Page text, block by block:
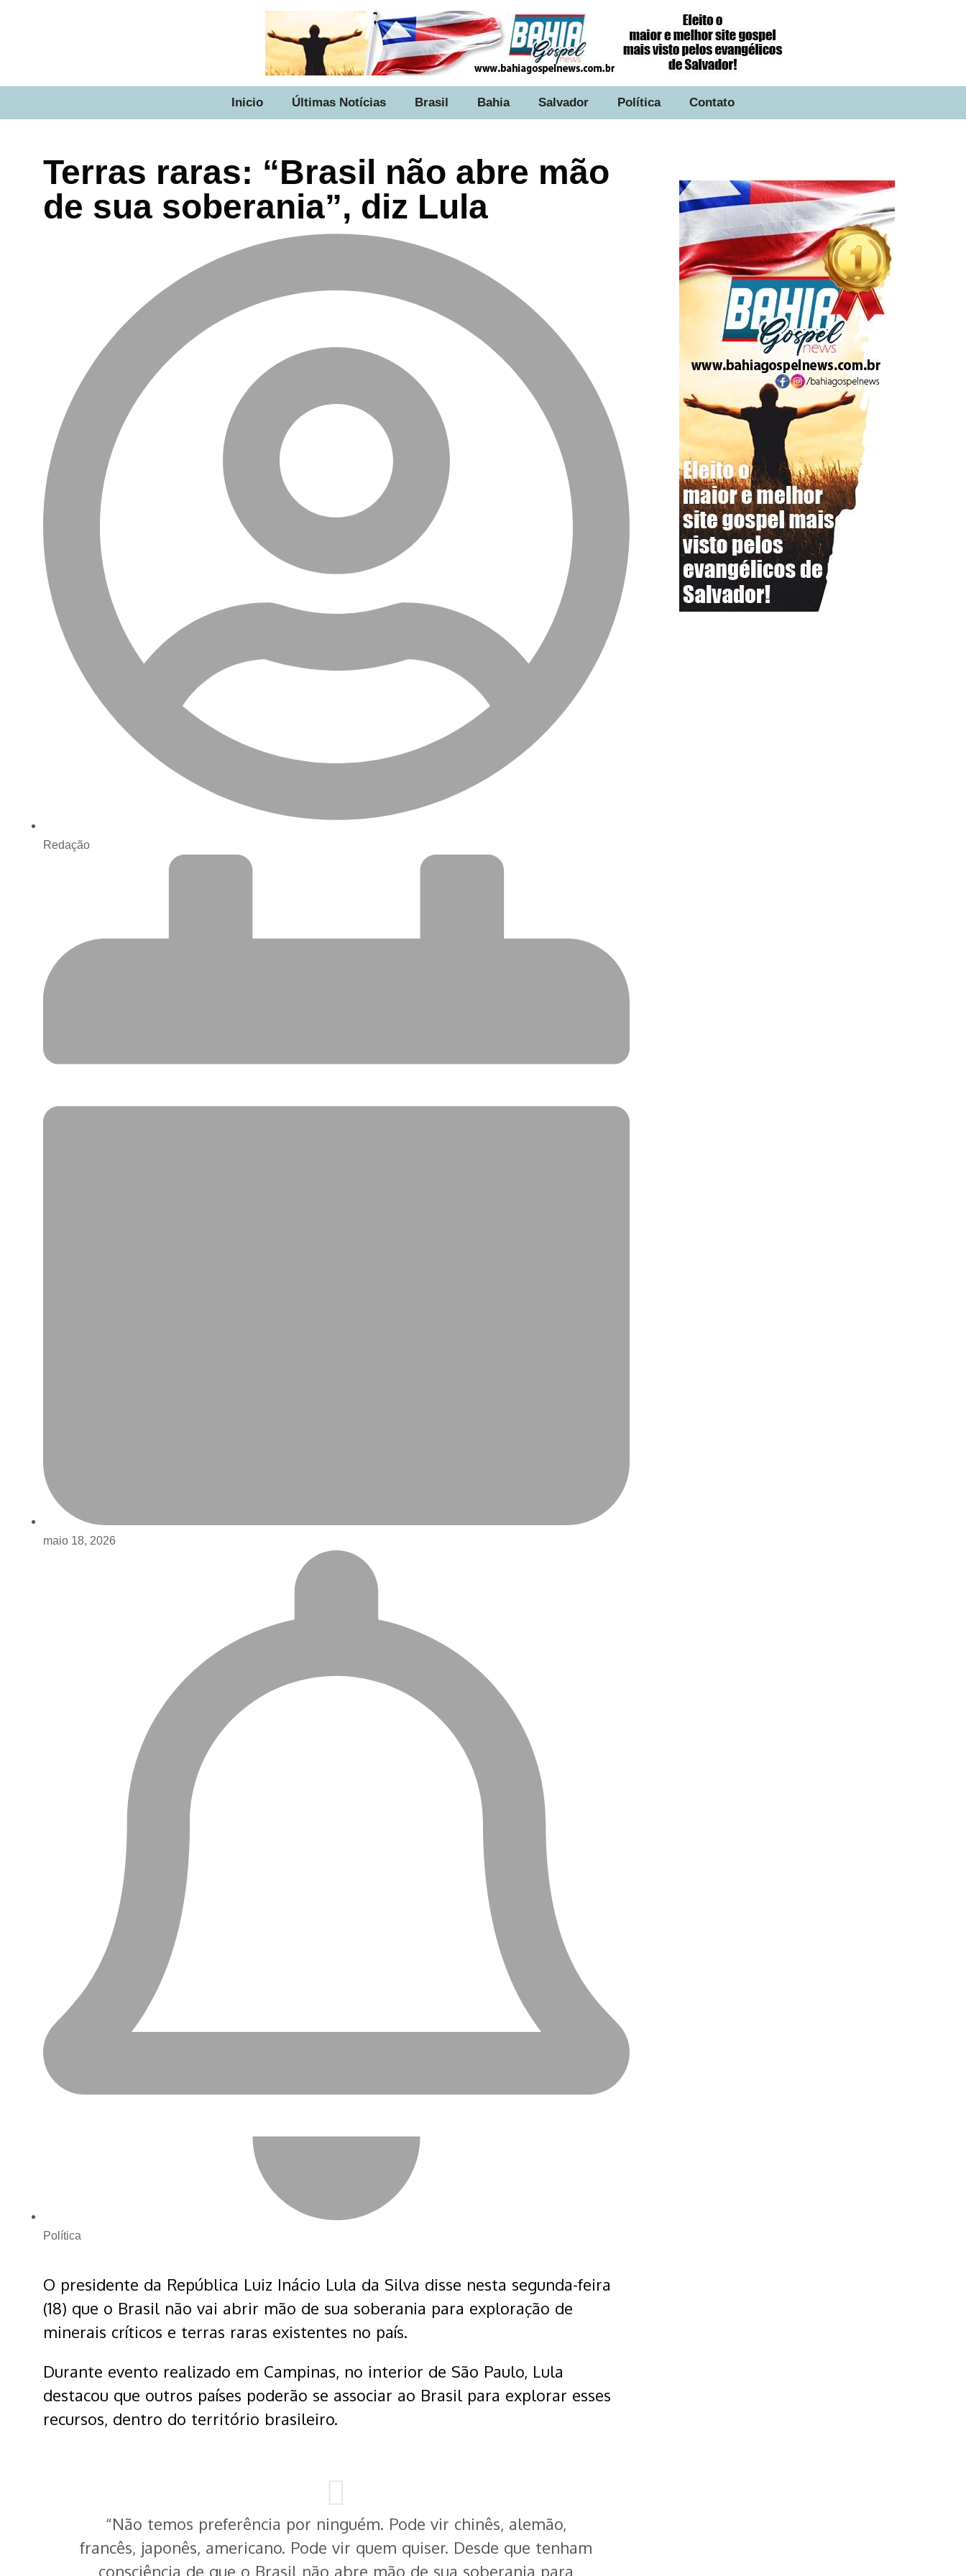
Inicio Últimas Notícias Brasil Bahia Salvador Política Contato
Terras raras: “Brasil não abre mão
de sua soberania”, diz Lula
Redação
maio 18, 2026
Política
O presidente da República Luiz Inácio Lula da Silva disse nesta segunda-feira
(18) que o Brasil não vai abrir mão de sua soberania para exploração de
minerais críticos e terras raras existentes no país.
Durante evento realizado em Campinas, no interior de São Paulo, Lula
destacou que outros países poderão se associar ao Brasil para explorar esses
recursos, dentro do território brasileiro.
“Não temos preferência por ninguém. Pode vir chinês, alemão,
francês, japonês, americano. Pode vir quem quiser. Desde que tenham
consciência de que o Brasil não abre mão de sua soberania para